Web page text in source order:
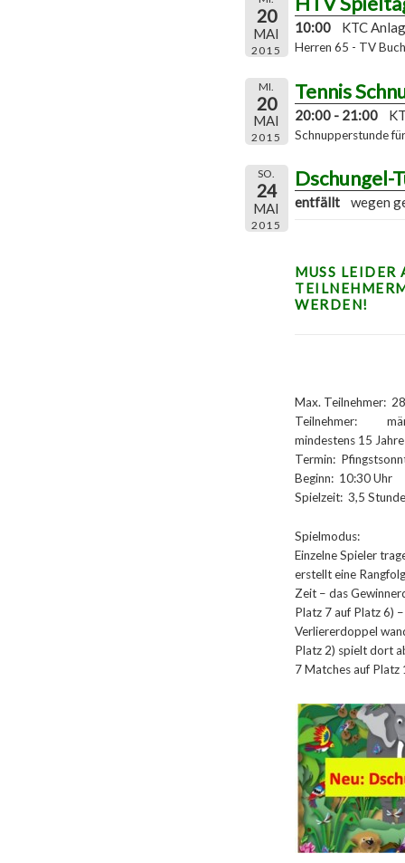
20
MAI
2015
10:00 KTC
Herren 65 - TV
MI.
20
MAI
2015
Tennis
20:00 - 21:00
Schnupperstunde
SO.
24
MAI
2015
Dschungel-
entfällt wegen
MUSS LEIDER
WERDEN!
Max. Teilnehmer:
Teilnehmer:
mindestens 15 Jahre
Termin:
Beginn: 10:30 Uhr
Spielzeit: 3,5
Spielmodus:
Einzelne Spieler
erstellt eine
Zeit – das
Platz 7 auf Platz 6)
Verliererdoppel
Platz 2) spielt dort
7 Matches auf